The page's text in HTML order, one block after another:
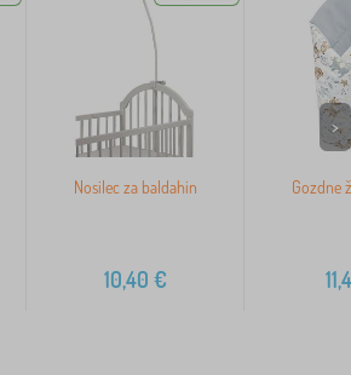
Nosilec za baldahin
10,40 €
Gozdne
>